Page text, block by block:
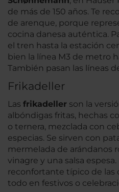
de más de 150 años. Te
de arenque, porque
cocina danesa auténtica.
el tren hasta la estación
bien la línea M3 de metro
También pasan las líneas
Frikadeller
Las frikadeller son la
albóndigas fritas, hechas
o ternera, mezclada con
especias. Se sirven con
mermelada de arándanos
vinagre y una salsa
reconfortante típico de las
todo en festivos o